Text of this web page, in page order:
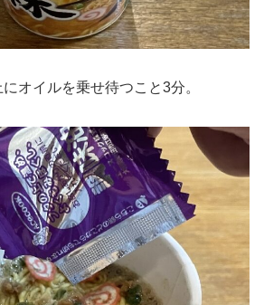
オイルを乗せ待つこと3分。